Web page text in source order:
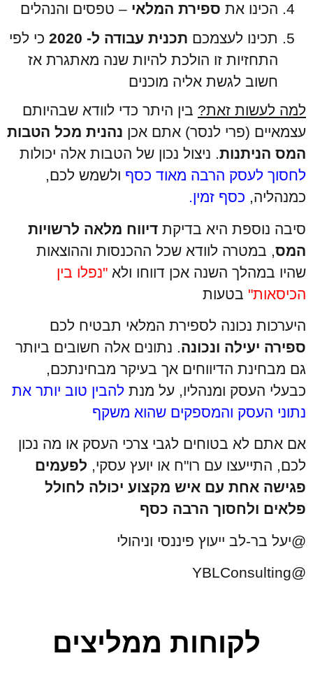
הכינו את ספירת המלאי – טפסים והנהלים
תכינו לעצמכם תכנית עבודה ל- 2020
כי לפי
התחזיות זו הולכת להיות שנה מאתגרת אז
חשוב לגשת אליה מוכנים
למה לעשות זאת? בין היתר כדי לוודא שבהיותם
עצמאיים (פרי לנסר) אתם אכן נהנית מכל הטבות
המס הניתנות. ניצול נכון של הטבות אלה יכולות
לחסוך לעסק הרבה מאוד כסף ולשמש לכם,
כמנהליה, כסף זמין.
סיבה נוספת היא בדיקת דיווח מלאה לרשויות
המס, במטרה לוודא שכל ההכנסות וההוצאות
שהיו במהלך השנה אכן דווחו ולא "נפלו בין
הכיסאות" בטעות
היערכות נכונה לספירת המלאי תבטיח לכם
ספירה יעילה ונכונה. נתונים אלה חשובים ביותר
גם מבחינת הדיווחים אך בעיקר מבחינתכם,
כבעלי העסק ומנהליו, על מנת להבין טוב יותר את
נתוני העסק והמספקים שהוא משקף
אם אתם לא בטוחים לגבי צרכי העסק או מה נכון
לכם, התייעצו עם רו"ח או יועץ עסקי, לפעמים
פגישה אחת עם איש מקצוע יכולה לחולל
פלאים ולחסוך הרבה כסף
@יעל בר-לב ייעוץ פיננסי וניהולי
@YBLConsulting
לקוחות ממליצים